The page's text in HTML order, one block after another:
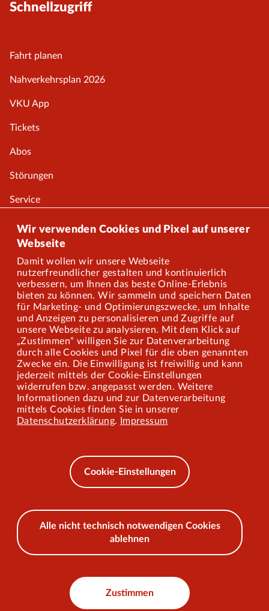
Wir verwenden Cookies und Pixel auf unserer
Webseite
Damit wollen wir unsere Webseite
nutzerfreundlicher gestalten und kontinuierlich
verbessern, um Ihnen das beste Online-Erlebnis
bieten zu können. Wir sammeln und speichern Daten
für Marketing- und Optimierungszwecke, um Inhalte
und Anzeigen zu personalisieren und Zugriffe auf
unsere Webseite zu analysieren. Mit dem Klick auf
„Zustimmen“ willigen Sie zur Datenverarbeitung
durch alle Cookies und Pixel für die oben genannten
Zwecke ein. Die Einwilligung ist freiwillig und kann
jederzeit mittels der Cookie-Einstellungen
widerrufen bzw. angepasst werden. Weitere
Informationen dazu und zur Datenverarbeitung
mittels Cookies finden Sie in unserer
Datenschutzerklärung. Impressum
Cookie-Einstellungen
Alle nicht technisch notwendigen Cookies
ablehnen
Zustimmen
Schnellzugriff
Fahrt planen
Nahverkehrsplan 2026
VKU App
Tickets
Abos
Störungen
Service
Onlineshop
Über uns
Karriere
Presse
Mitarbeiterportal
Barrierefreiheit
Mobilität lernen